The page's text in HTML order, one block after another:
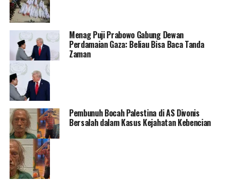
Menag Puji Prabowo Gabung Dewan
Perdamaian Gaza: Beliau Bisa Baca Tanda
Zaman
Pembunuh Bocah Palestina di AS Divonis
Bersalah dalam Kasus Kejahatan Kebencian